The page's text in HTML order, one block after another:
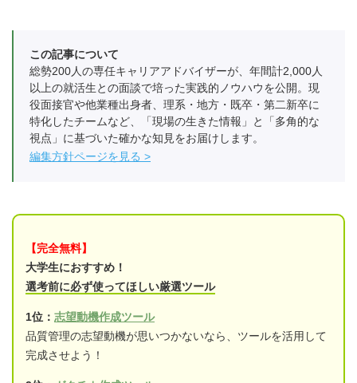
この記事について
総勢200人の専任キャリアアドバイザーが、年間計2,000人
以上の就活生との面談で培った実践的ノウハウを公開。現
役面接官や他業種出身者、理系・地方・既卒・第二新卒に
特化したチームなど、「現場の生きた情報」と「多角的な
視点」に基づいた確かな知見をお届けします。
編集方針ページを見る
【完全無料】
大学生におすすめ！
選考前に必ず使ってほしい厳選ツール
1位： 志望動機作成ツール
品質管理の志望動機が思いつかないなら、ツールを活用して
完成させよう！